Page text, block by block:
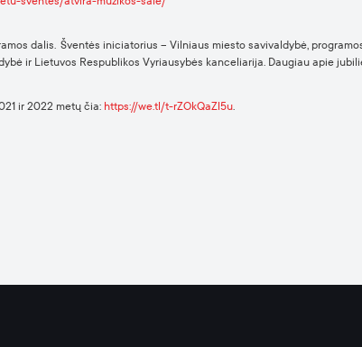
dalis. Šventės iniciatorius – Vilniaus miesto savivaldybė,
ir Lietuvos Respublikos Vyriausybės kanceliarija. Daugiau apie
ir 2022 metų čia: https://we.tl/t-rZOkQaZl5u.